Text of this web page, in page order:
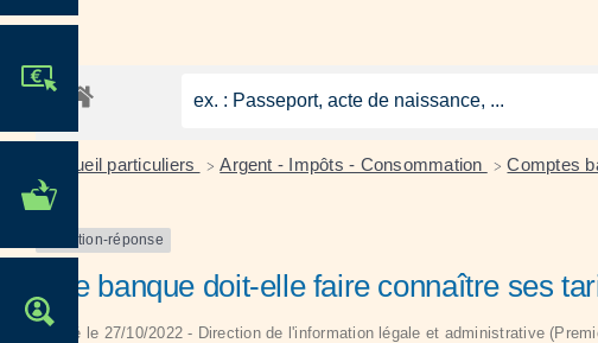
MES DÉMARCHES
OFFRES D'EMPLOI
Accueil particuliers > Argent - Impôts - Consommation > Comptes
Question-réponse
Une banque doit-elle faire connaître ses
Vérifié le 27/10/2022 - Direction de l'information légale et administrative